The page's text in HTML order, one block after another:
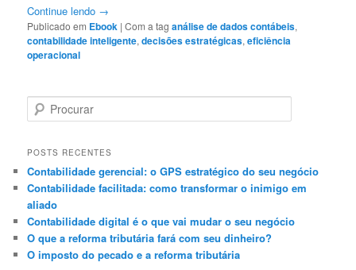
Continue lendo →
Publicado em Ebook |Com a taganálise de dados contábeis,
contabilidade inteligente,decisões estratégicas,eficiência
operacional
e
q
i
s
a
r
POSTS RECENTES
Contabilidade gerencial: o GPS estratégico do seu negócio
Contabilidade facilitada: como transformar o inimigo em
aliado
Contabilidade digital é o que vai mudar o seu negócio
O que a reforma tributária fará com seu dinheiro?
O imposto do pecado e a reforma tributária